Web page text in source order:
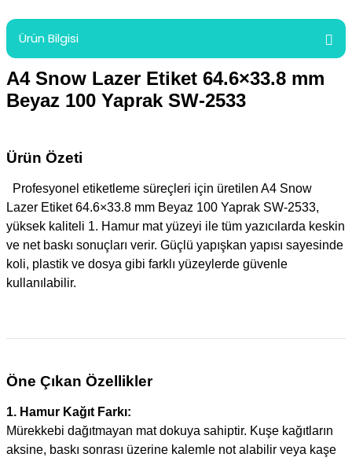
Ürün Bilgisi
A4 Snow Lazer Etiket 64.6×33.8 mm
Beyaz 100 Yaprak SW-2533
Ürün Özeti
Profesyonel etiketleme süreçleri için üretilen A4 Snow
Lazer Etiket 64.6×33.8 mm Beyaz 100 Yaprak SW-2533,
yüksek kaliteli 1. Hamur mat yüzeyi ile tüm yazıcılarda keskin
ve net baskı sonuçları verir. Güçlü yapışkan yapısı sayesinde
koli, plastik ve dosya gibi farklı yüzeylerde güvenle
kullanılabilir.
Öne Çıkan Özellikler
1. Hamur Kağıt Farkı:
Mürekkebi dağıtmayan mat dokuya sahiptir. Kuşe kağıtların
aksine, baskı sonrası üzerine kalemle not alabilir veya kaşe